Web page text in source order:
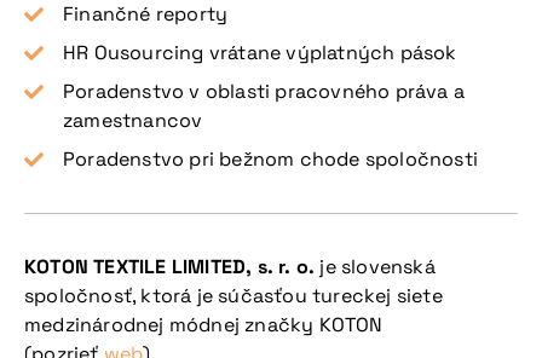
Finančné reporty
HR Ousourcing vrátane výplatných pások
Poradenstvo v oblasti pracovného práva a
zamestnancov
Poradenstvo pri bežnom chode spoločnosti
KOTON TEXTILE LIMITED, s. r. o. je slovenská
spoločnosť, ktorá je súčasťou tureckej siete
medzinárodnej módnej značky KOTON